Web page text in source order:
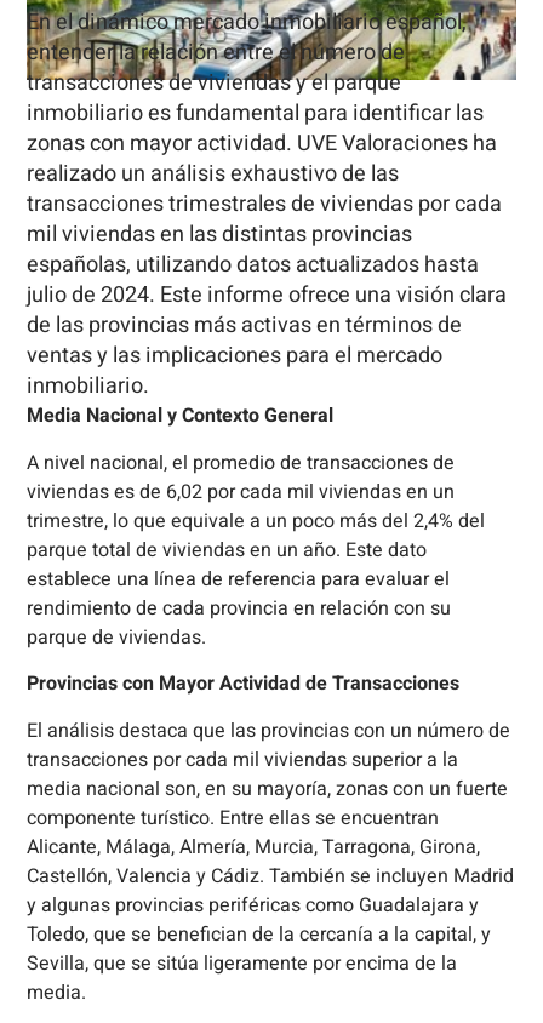
En el dinámico mercado inmobiliario español,
entender la relación entre el número de
transacciones de viviendas y el parque
inmobiliario es fundamental para identificar las
zonas con mayor actividad. UVE Valoraciones ha
realizado un análisis exhaustivo de las
transacciones trimestrales de viviendas por cada
mil viviendas en las distintas provincias
españolas, utilizando datos actualizados hasta
julio de 2024. Este informe ofrece una visión clara
de las provincias más activas en términos de
ventas y las implicaciones para el mercado
inmobiliario.
Media Nacional y Contexto General
A nivel nacional, el promedio de transacciones de
viviendas es de 6,02 por cada mil viviendas en un
trimestre, lo que equivale a un poco más del 2,4% del
parque total de viviendas en un año. Este dato
establece una línea de referencia para evaluar el
rendimiento de cada provincia en relación con su
parque de viviendas.
Provincias con Mayor Actividad de Transacciones
El análisis destaca que las provincias con un número de
transacciones por cada mil viviendas superior a la
media nacional son, en su mayoría, zonas con un fuerte
componente turístico. Entre ellas se encuentran
Alicante, Málaga, Almería, Murcia, Tarragona, Girona,
Castellón, Valencia y Cádiz. También se incluyen Madrid
y algunas provincias periféricas como Guadalajara y
Toledo, que se benefician de la cercanía a la capital, y
Sevilla, que se sitúa ligeramente por encima de la
media.